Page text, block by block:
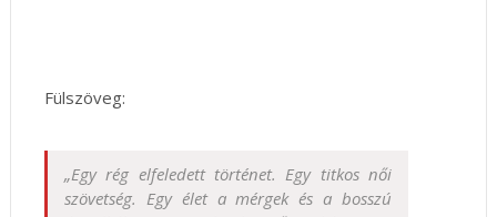
Fülszöveg:
„Egy rég elfeledett történet. Egy titkos női
szövetség. Egy élet a mérgek és a bosszú